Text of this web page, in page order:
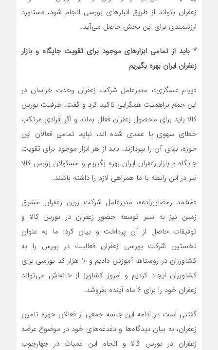
زعفران بتواند از طریق انبارهای بورسی انجام شود، دستاورد
ارزشمندی برای این بخش حاصل می‌آید.
* باید از تمامی ابزارهای موجود برای تقویت جایگاه و بازار
زعفران ایران بهره بگیریم
«پیام عسگری»، مدیرعامل شرکت زعفران وحدت خراسان در
این جمع براهمیت همگرایی تاکید کرد و گفت: ظرفیت بورس
کالا باید برای محصول زعفران فعال بماند و اگر افرادی مرتکب
خطای سهوی یا عمدی شده اند، نباید تمامی فعالان این
حوزه، بهای آن را بپردازند. باید از هر ابزار موجود برای تقویت
جایگاه و بازار زعفران ایران بهره بگیریم و مسئولان بورس کالا
نیز در این رابطه با ما همراهی لازم را داشته باشند.
«محمد رمضان‌زاده»، مدیرعامل شرکت زرین زعفران مشرق
زمین نیز به سیر توسعه حضور زعفران در بورس کالا و
توفیقات حاصل از آن پرداخت و بیان کرد: ما به عنوان
نخستین شرکت بورسی زعفران فعالیت در بورس را به
کشاورزان در روستاها آموزش دادیم و 10 هزار کد بورسی برای
کشاورزان ایجاد کردیم و امروز کشاورز از خانه‌اش می‌تواند
زعفران خود را برای 6 ماه آینده بفروشد.
گفتنی است در ادامه این جلسه جمعی از فعالان حوزه تامین
زعفران، به بیان دیدگاه‌ها و دغدغه‌های خود در موضوع عرضه
زعفران در بورس کالا و انجام این عمیات در چهارچوب